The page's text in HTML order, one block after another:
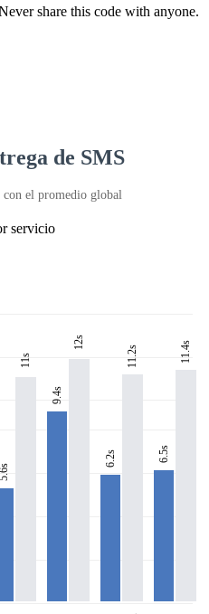
share this code with anyone.
de SMS
con el promedio global
servicio
5.6s
11s
9.4s
12s
6.2s
11.2s
6.5s
11.4s